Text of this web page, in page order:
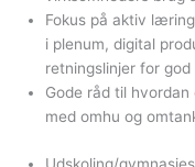
Fokus på aktiv
i plenum, digital
retningslinjer for
Gode råd til
med omhu og
Udskoling/